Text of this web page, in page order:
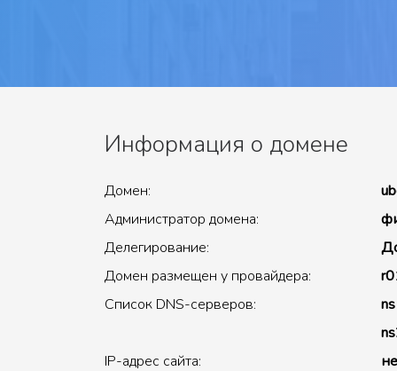
Информация о домене
Домен:
Администратор домена:
Делегирование:
Домен размещен у провайдера:
Список DNS-серверов:
IP-адрес сайта: